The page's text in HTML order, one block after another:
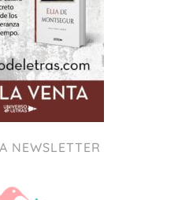
NEWSLETTER